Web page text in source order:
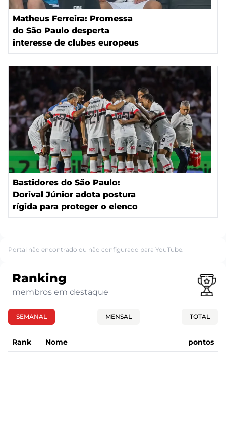
Matheus Ferreira: Promessa
do São Paulo desperta
interesse de clubes europeus
Bastidores do São Paulo:
Dorival Júnior adota postura
rígida para proteger o elenco
Portal não encontrado ou não configurado para YouTube.
Ranking
membros em destaque
SEMANAL MENSAL TOTAL
Rank Nome pontos